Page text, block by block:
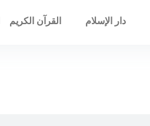
دار الإسلام القرآن الكريم